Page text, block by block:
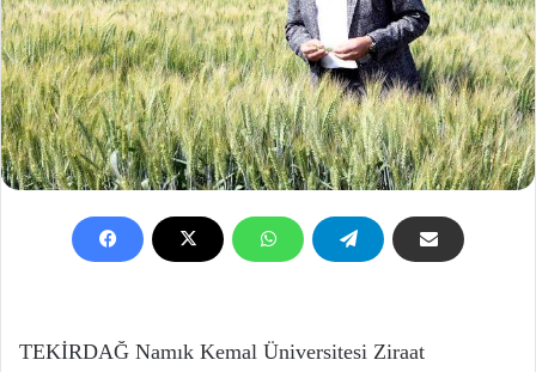
TEKİRDAĞ Namık Kemal Üniversitesi Ziraat